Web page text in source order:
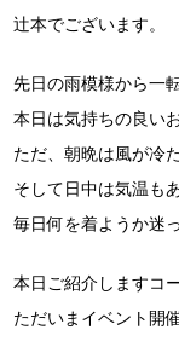
辻本でございます。
先日の雨模様から一
本日は気持ちの良い
ただ、朝晩は風が冷た
そして日中は気温も
毎日何を着ようか迷
本日ご紹介しますコ
ただいまイベント開